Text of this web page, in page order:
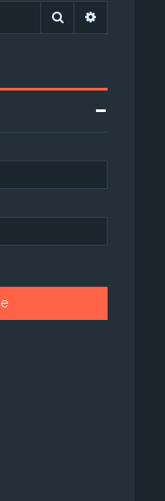
Buscar